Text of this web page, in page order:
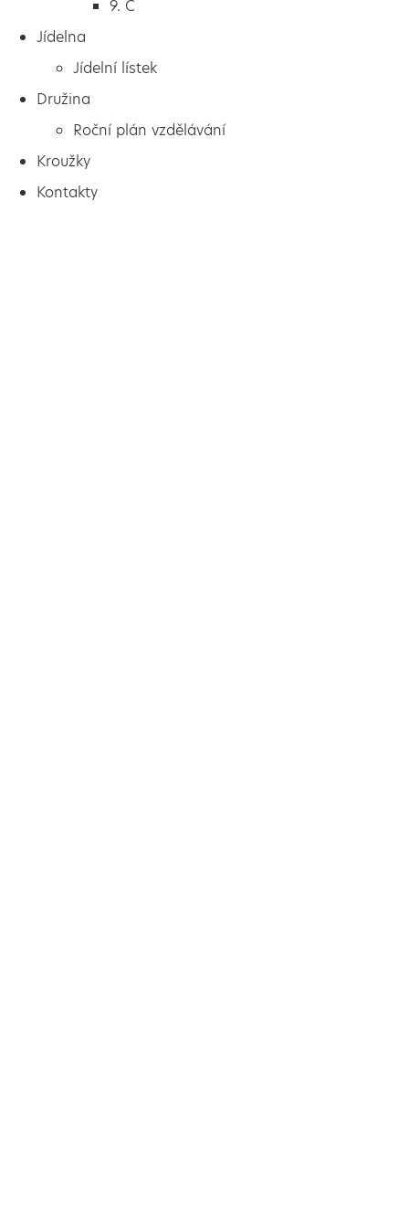
9. C
Jídelna
Jídelní lístek
Družina
Roční plán vzdělávání
Kroužky
Kontakty